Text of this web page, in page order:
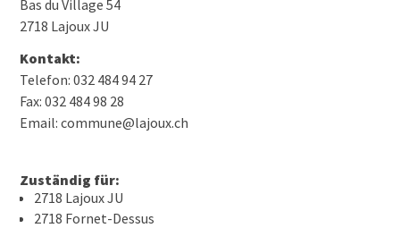
Bas du Village 54
2718 Lajoux JU
Kontakt:
Telefon: 032 484 94 27
Fax: 032 484 98 28
Email: commune@lajoux.ch
Zuständig für:
2718 Lajoux JU
2718 Fornet-Dessus